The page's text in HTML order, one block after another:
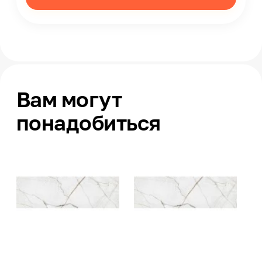
Вам могут
понадобиться